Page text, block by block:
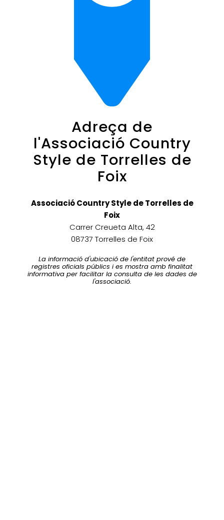
Adreça de
l'Associació Country
Style de Torrelles de
Foix
Associació Country Style de Torrelles de
Foix
Carrer Creueta Alta, 42
08737 Torrelles de Foix
La informació d'ubicació de l'entitat prové de
registres oficials públics i es mostra amb finalitat
informativa per facilitar la consulta de les dades de
l'associació.